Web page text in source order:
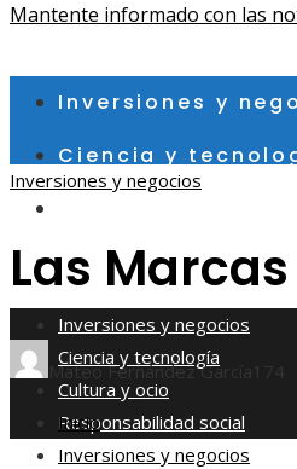
domingo, agosto 9
Mantente informado con las
Inversiones y
Ciencia y
Responsabilidad
Inversiones y negocios
Ciencia y tecnología
Cultura y ocio
Responsabilidad social
Inversiones y negocios
Las
Mateo Fernández García 174
Inicio
Inversiones y negocios